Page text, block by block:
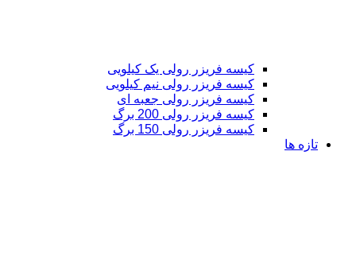
کیسه فریزر رولی یک کیلویی
کیسه فریزر رولی نیم کیلویی
کیسه فریزر رولی جعبه ای
کیسه فریزر رولی 200 برگ
کیسه فریزر رولی 150 برگ
تازه ها